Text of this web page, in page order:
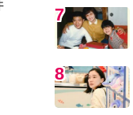
MOVIE